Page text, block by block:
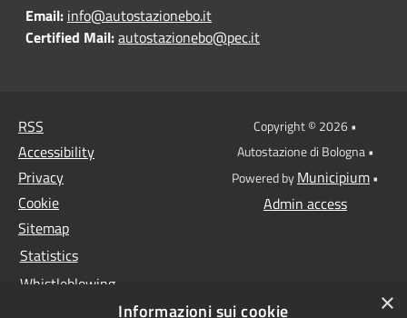
Email: info@autostazionebo.it
Certified Mail:autostazionebo@pec.it
RSS
Accessibility
Privacy
Cookie
Sitemap
Statistics
Whistleblowing
Copyright © 2026 •
Autostazione di Bologna •
Powered byMunicipium•
Admin access
×
Informazioni sui cookie